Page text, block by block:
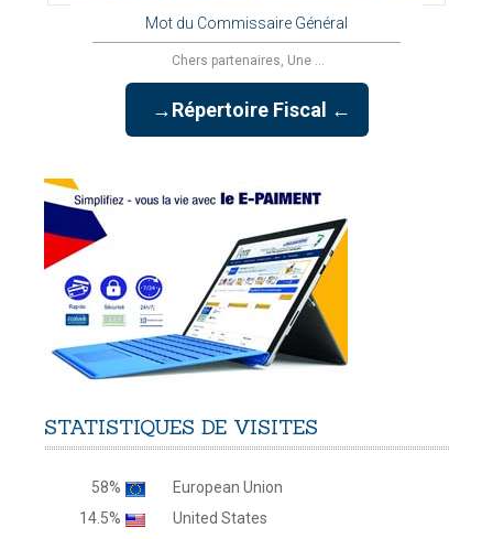
Mot du Commissaire Général
Chers partenaires, Une ...
→Répertoire Fiscal ←
STATISTIQUES DE VISITES
58%
European Union
14.5%
United States